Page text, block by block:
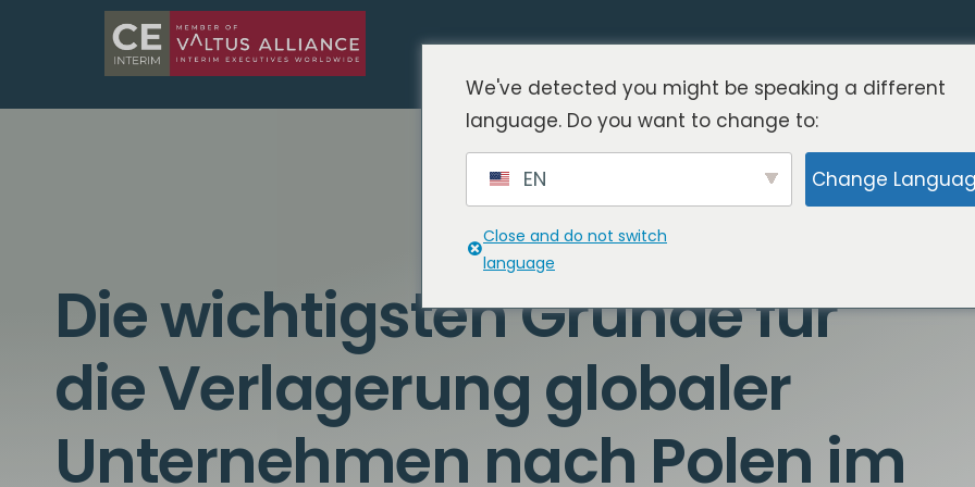
Die wichtigsten Gründe für
die Verlagerung globaler
Unternehmen nach Polen im
We've detected you might be speaking a different
language. Do you want to change to:
EN Change
Close and do not switch
language